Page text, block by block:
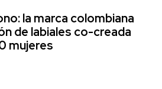
la marca colombiana
de labiales co-creada
mujeres